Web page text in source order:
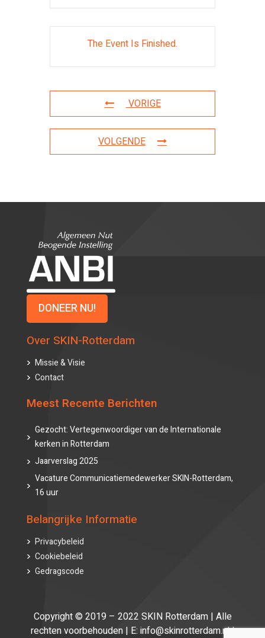
The Event Is Finished.
VORIGE
VOLGENDE
Over SKIN-Rotterdam
Missie & Visie
Contact
Meest Recente Berichten
Gezocht: Vertegenwoordiger van de Internationale
kerken in Rotterdam
Jaarverslag 2025
Vacature Communicatiemedewerker SKIN-Rotterdam,
16 uur
Belangrijke Informatie
Privacybeleid
Cookiebeleid
Gedragscode
Copyright © 2019 – 2022 SKIN Rotterdam | Alle
rechten voorbehouden | E: info@skinrotterdam.nl |